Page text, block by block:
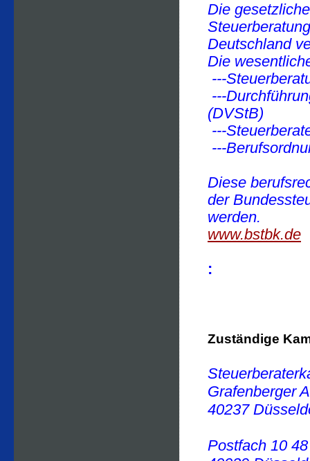
Die
Deutschland
Die
---
---
(DVStB)
---
---
Diese
der
werden.
www.bstbk.de
:
Zuständige
Grafenberger
40237
Postfach 10